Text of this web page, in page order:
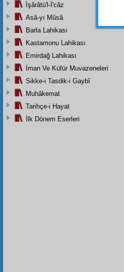
İşârâtü'l-İ'câz
Asâ-yı Mûsâ
Barla Lahikası
Kastamonu Lahikası
Emirdağ Lahikası
İman Ve Küfür Muvazeneleri
Sikke-i Tasdik-i Gaybî
Muhâkemat
Tarihçe-i Hayat
İlk Dönem Eserleri